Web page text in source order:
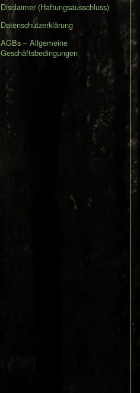
Disclaimer (Haftungsausschluss)
Datenschutzerklärung
AGBs – Allgemeine
Geschäftsbedingungen